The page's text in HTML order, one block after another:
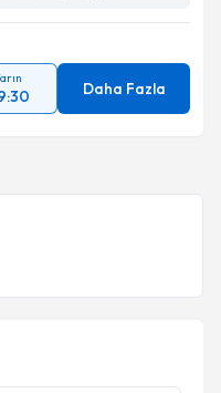
Daha Fazla